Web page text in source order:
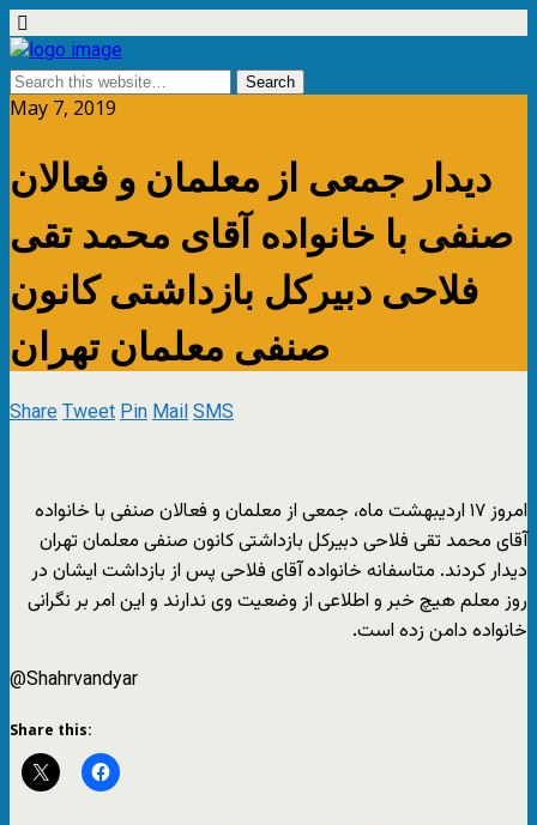
May 7, 2019
دیدار جمعی از معلمان و فعالان
صنفی با خانواده آقای محمد تقی
فلاحی دبیرکل بازداشتی کانون
صنفی معلمان تهران
ShareTweetPinMailSMS
امروز ۱۷ اردیبهشت ماه، جمعی از معلمان و فعالان صنفی با خانواده
آقای محمد تقی فلاحی دبیرکل بازداشتی کانون صنفی معلمان تهران
دیدار کردند. متاسفانه خانواده آقای فلاحی پس از بازداشت ایشان در
روز معلم هیچ خبر و اطلاعی از وضعیت وی ندارند و این امر بر نگرانی
خانواده دامن زده است.
@Shahrvandyar
Share this: